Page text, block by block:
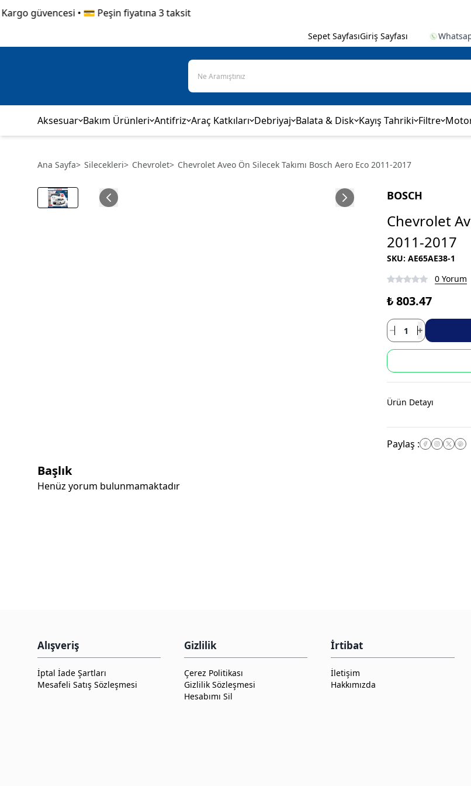
güvencesi • 💳 Peşin fiyatına 3 taksit
Sepet SayfasıGiriş Sayfası
Aksesuar Bakım Ürünleri Antifriz Araç Katkıları Debriyaj Balata & Disk Kayış Tahriki Filtre
Ana Sayfa> Silecekleri> Chevrolet> Chevrolet Aveo Ön Silecek Takımı Bosch Aero Eco 2011-2017
BOSCH
Chevrolet
2011-2017
SKU: AE65AE38-1
0 Yorum
₺ 803.47
Ürün Detayı
Paylaş :
Başlık
Henüz yorum bulunmamaktadır
Alışveriş
İptal İade Şartları
Mesafeli Satış Sözleşmesi
Gizlilik
Çerez Politikası
Gizlilik Sözleşmesi
Hesabımı Sil
İrtibat
İletişim
Hakkımızda